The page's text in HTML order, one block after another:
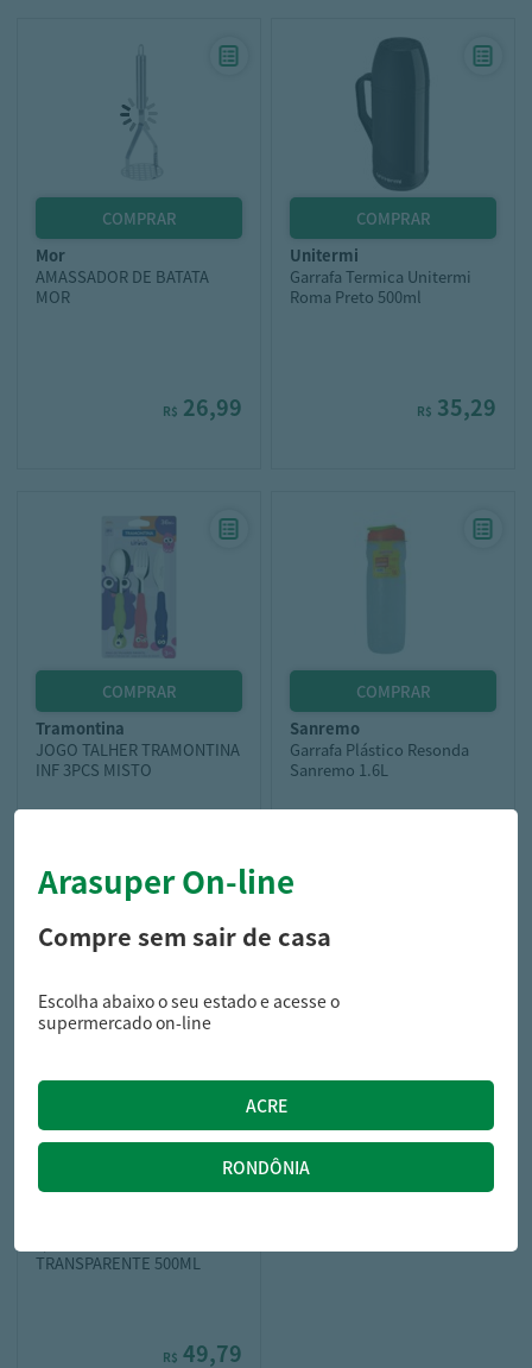
mor
AMASSADOR DE BATATA
MOR
R$ 26,99
unitermi
Garrafa Termica Unitermi
Roma Preto 500ml
R$ 35,29
tramontina
JOGO TALHER TRAMONTINA
INF 3PCS MISTO
R$ 47,89
sanremo
Garrafa Plástico Resonda
Sanremo 1.6L
TRANSPARENTE 500ML
R$ 49,79
Arasuper On-line
Compre sem sair de casa
Escolha abaixo o seu estado e acesse o
supermercado on-line